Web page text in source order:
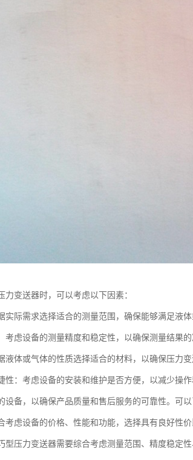
力变送器时，可以考虑以下因素：
实际需求选择适合的测量范围，确保能够满足液体
考虑设备的测量精度和稳定性，以确保测量结果的
液体或气体的性质选择适合的材料，以确保压力
性：考虑设备的安装和维护是否方便，以减少操作
设备，以确保产品质量和售后服务的可靠性。可
考虑设备的价格、性能和功能，选择具有良好性价
型压力变送器需要综合考虑测量范围、精度稳定